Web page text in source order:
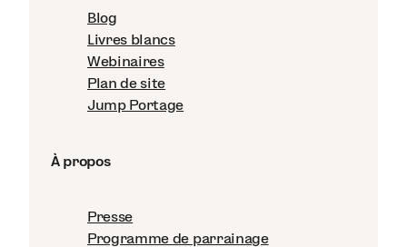
Blog
Livres blancs
Webinaires
Plan de site
Jump Portage
À propos
Presse
Programme de parrainage